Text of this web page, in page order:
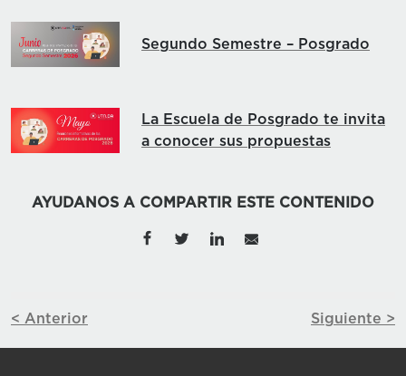
Segundo Semestre – Posgrado
La Escuela de Posgrado te invita
a conocer sus propuestas
AYUDANOS A COMPARTIR ESTE CONTENIDO
< Anterior Siguiente >